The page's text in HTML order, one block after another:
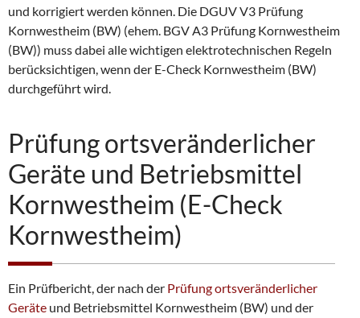
und korrigiert werden können. Die DGUV V3 Prüfung
Kornwestheim (BW) (ehem. BGV A3 Prüfung Kornwestheim
(BW)) muss dabei alle wichtigen elektrotechnischen Regeln
berücksichtigen, wenn der E-Check Kornwestheim (BW)
durchgeführt wird.
Prüfung ortsveränderlicher
Geräte und Betriebsmittel
Kornwestheim (E-Check
Kornwestheim)
Ein Prüfbericht, der nach der Prüfung ortsveränderlicher
Geräte und Betriebsmittel Kornwestheim (BW) und der